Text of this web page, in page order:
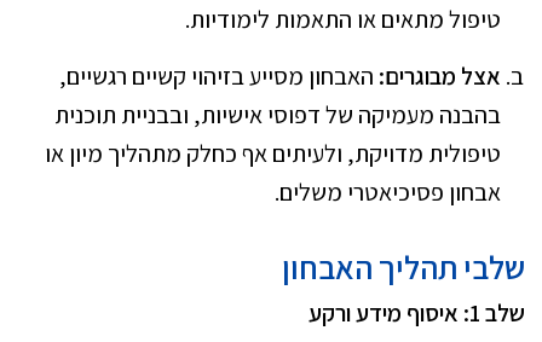
טיפול מתאים או התאמות לימודיות.
אצל מבוגרים: האבחון מסייע בזיהוי קשיים רגשיים,
בהבנה מעמיקה של דפוסי אישיות, ובבניית תוכנית
טיפולית מדויקת, ולעיתים אף כחלק מתהליך מיון או
אבחון פסיכיאטרי משלים.
שלבי תהליך האבחון
שלב 1: איסוף מידע ורקע